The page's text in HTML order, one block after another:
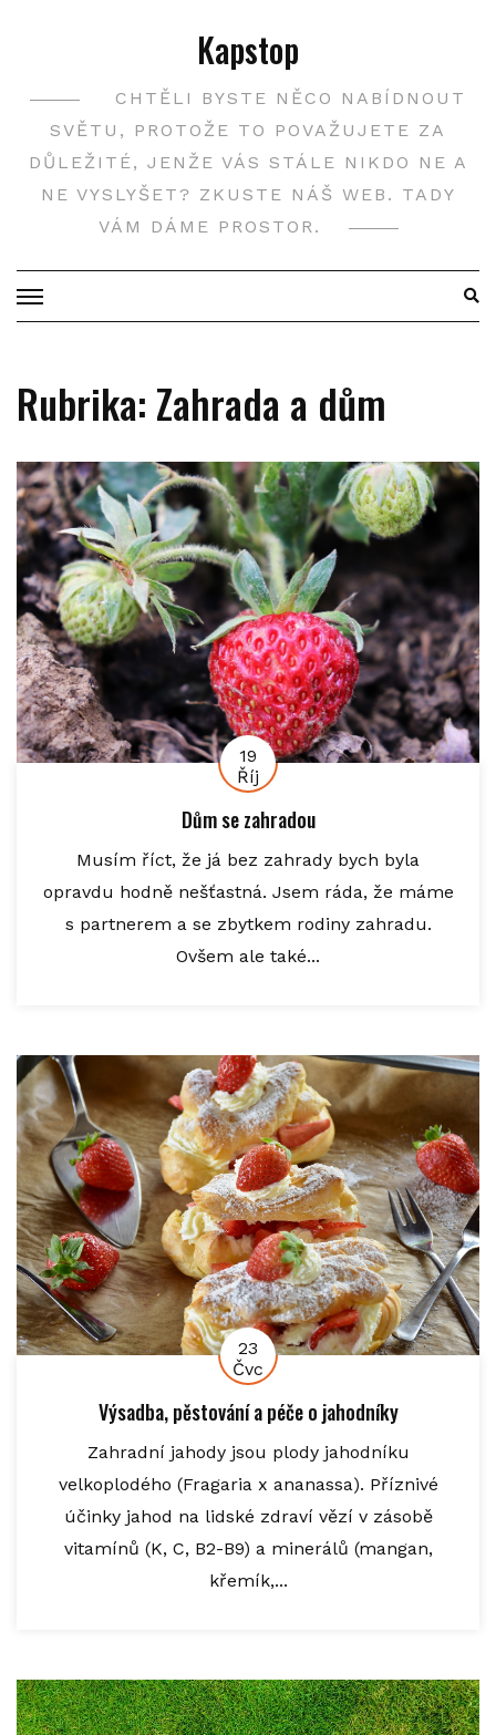
Kapstop
CHTĚLI BYSTE NĚCO NABÍDNOUT
SVĚTU, PROTOŽE TO POVAŽUJETE ZA
DŮLEŽITÉ, JENŽE VÁS STÁLE NIKDO NE A
NE VYSLYŠET? ZKUSTE NÁŠ WEB. TADY
VÁM DÁME PROSTOR.
Rubrika: Zahrada a dům
19
Říj
Dům se zahradou
Musím říct, že já bez zahrady bych byla
opravdu hodně nešťastná. Jsem ráda, že máme
s partnerem a se zbytkem rodiny zahradu.
Ovšem ale také...
23
Čvc
Výsadba, pěstování a péče o jahodníky
Zahradní jahody jsou plody jahodníku
velkoplodého (Fragaria x ananassa). Příznivé
účinky jahod na lidské zdraví vězí v zásobě
vitamínů (K, C, B2-B9) a minerálů (mangan,
křemík,...